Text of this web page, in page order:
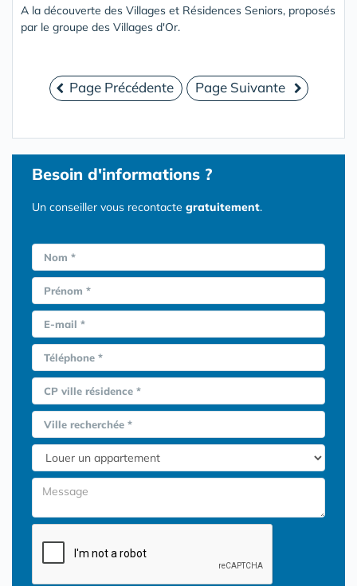
A la découverte des Villages et Résidences Seniors, proposés
par le groupe des Villages d'Or.
Page Précédente Page Suivante
Besoin d'informations ?
Un conseiller vous recontacte gratuitement.
Nom *
Prénom *
E-mail *
Téléphone *
CP ville résidence *
Ville recherchée *